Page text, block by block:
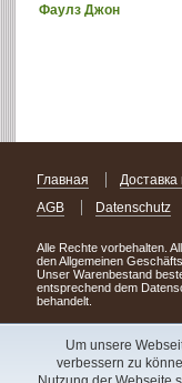
Um unsere
verbessern zu
Фаулз Джон
Главная
AGB
Datenschutz
Alle Rechte vorbehalten.
den Allgemeinen
Unser Warenbestand
entsprechend dem
behandelt.
Сделав заказ сегодня,
НОВИНКИ из Германии!
Copyright 2003 - 2023 ©